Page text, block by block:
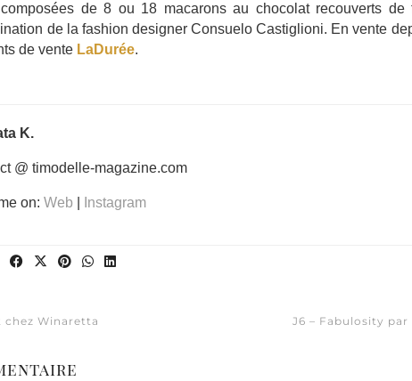
de 8 ou 18 macarons au chocolat recouverts de
de la fashion designer Consuelo Castiglioni. En vente
de vente LaDurée.
K.
@ timodelle-magazine.com
on: Web Instagram
chez Winaretta
J6 – Fabulosity